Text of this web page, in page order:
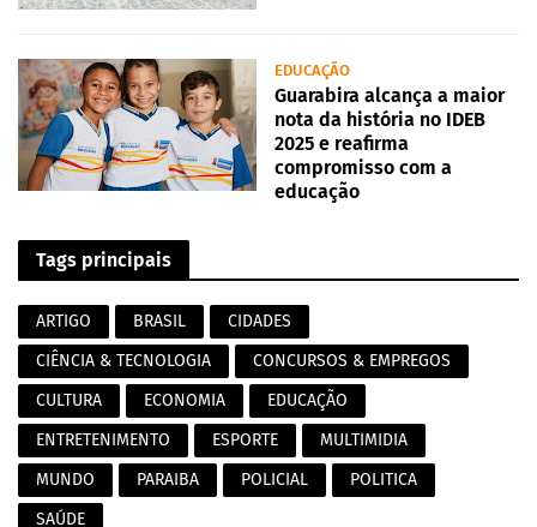
EDUCAÇÃO
Guarabira alcança a maior
nota da história no IDEB
2025 e reafirma
compromisso com a
educação
Tags principais
ARTIGO BRASIL
CIDADES
CIÊNCIA & TECNOLOGIA
CONCURSOS & EMPREGOS
CULTURA
ECONOMIA
EDUCAÇÃO
ENTRETENIMENTO
ESPORTE
MULTIMIDIA
MUNDO
PARAIBA POLICIAL
POLITICA
SAÚDE